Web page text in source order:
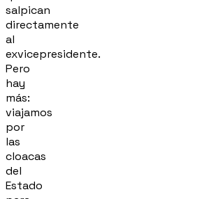
salpican
directamente
al
exvicepresidente.
Pero
hay
más:
viajamos
por
las
cloacas
del
Estado